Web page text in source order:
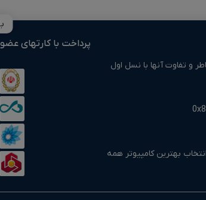
و تفاوت آنها با نسل اول
بهترین کامپیوتر همه‌
پرداخت با کارتهای